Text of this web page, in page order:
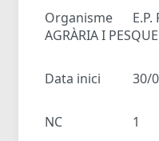
Organisme
E.P.
AGRÀRIA I
Data inici 30/
NC 1